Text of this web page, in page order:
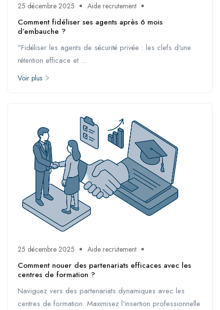
25 décembre 2025 Aide recrutement
Comment fidéliser ses agents après 6 mois
d’embauche ?
"Fidéliser les agents de sécurité privée : les clefs d'une
rétention efficace et ...
Voir plus
25 décembre 2025 Aide recrutement
Comment nouer des partenariats efficaces avec les
centres de formation ?
Naviguez vers des partenariats dynamiques avec les
centres de formation. Maximisez l'insertion professionnelle